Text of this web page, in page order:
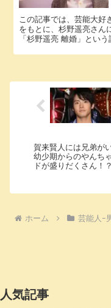
この記事では、芸能大好
をもとに、杉野遥亮さん
「杉野遥亮 離婚」とい
賀来賢人には兄弟が
幼少期からのやんち
ドが盛りだくさん！？
ホーム 芸能人ｰ
人気記事